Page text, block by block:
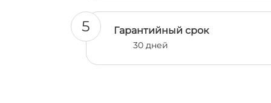
5 Гарантийный срок
30 дней